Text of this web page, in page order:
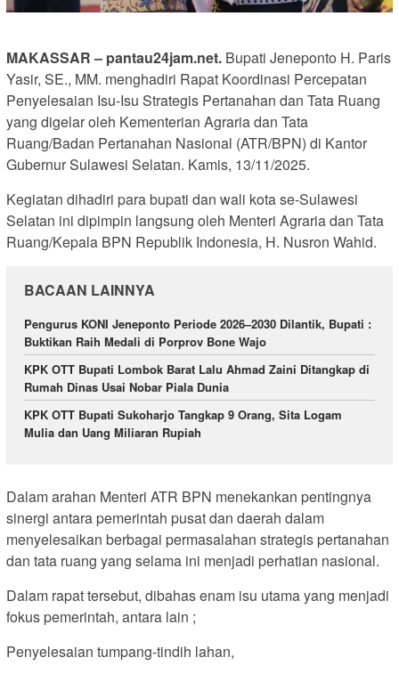
MAKASSAR – pantau24jam.net. Bupati Jeneponto H. Paris
Yasir, SE., MM. menghadiri Rapat Koordinasi Percepatan
Penyelesaian Isu-Isu Strategis Pertanahan dan Tata Ruang
yang digelar oleh Kementerian Agraria dan Tata
Ruang/Badan Pertanahan Nasional (ATR/BPN) di Kantor
Gubernur Sulawesi Selatan. Kamis, 13/11/2025.
Kegiatan dihadiri para bupati dan wali kota se-Sulawesi
Selatan ini dipimpin langsung oleh Menteri Agraria dan Tata
Ruang/Kepala BPN Republik Indonesia, H. Nusron Wahid.
BACAAN LAINNYA
Pengurus KONI Jeneponto Periode 2026–2030 Dilantik, Bupati :
Buktikan Raih Medali di Porprov Bone Wajo
KPK OTT Bupati Lombok Barat Lalu Ahmad Zaini Ditangkap di
Rumah Dinas Usai Nobar Piala Dunia
KPK OTT Bupati Sukoharjo Tangkap 9 Orang, Sita Logam
Mulia dan Uang Miliaran Rupiah
Dalam arahan Menteri ATR BPN menekankan pentingnya
sinergi antara pemerintah pusat dan daerah dalam
menyelesaikan berbagai permasalahan strategis pertanahan
dan tata ruang yang selama ini menjadi perhatian nasional.
Dalam rapat tersebut, dibahas enam isu utama yang menjadi
fokus pemerintah, antara lain ;
Penyelesaian tumpang-tindih lahan,